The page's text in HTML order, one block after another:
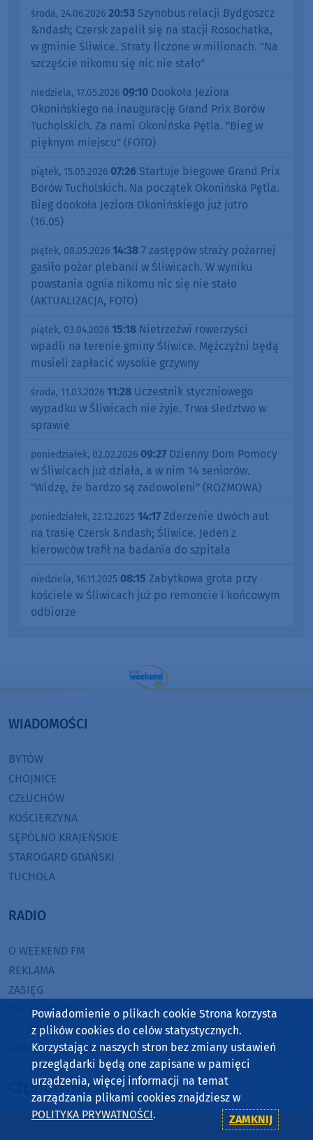
środa, 24.06.2026 20:53 Szynobus relacji Bydgoszcz
&ndash; Czersk zapalił się na stacji Rosochatka,
w gminie Śliwice. Straty liczone w milionach. "Na
szczęście nikomu się nic nie stało"
niedziela, 17.05.2026 09:10 Dookoła Jeziora
Okonińskiego na inaugurację Grand Prix Borów
Tucholskich. Za nami Okonińska Pętla. "Bieg w
pięknym miejscu" (FOTO)
piątek, 15.05.2026 07:26 Startuje biegowe Grand Prix
Borów Tucholskich. Na początek Okonińska Pętla.
Bieg dookoła Jeziora Okonińskiego już jutro
(16.05)
piątek, 08.05.2026 14:38 7 zastępów straży pożarnej
gasiło pożar plebanii w Śliwicach. W wyniku
powstania ognia nikomu nic się nie stało
(AKTUALIZACJA, FOTO)
piątek, 03.04.2026 15:18 Nietrzeźwi rowerzyści
wpadli na terenie gminy Śliwice. Mężczyźni będą
musieli zapłacić wysokie grzywny
środa, 11.03.2026 11:28 Uczestnik styczniowego
wypadku w Śliwicach nie żyje. Trwa śledztwo w
sprawie
poniedziałek, 02.02.2026 09:27 Dzienny Dom Pomocy
w Śliwicach już działa, a w nim 14 seniorów.
"Widzę, że bardzo są zadowoleni" (ROZMOWA)
poniedziałek, 22.12.2025 14:17 Zderzenie dwóch aut
na trasie Czersk &ndash; Śliwice. Jeden z
kierowców trafił na badania do szpitala
niedziela, 16.11.2025 08:15 Zabytkowa grota przy
kościele w Śliwicach już po remoncie i końcowym
odbiorze
WIADOMOŚCI
BYTÓW
CHOJNICE
CZŁUCHÓW
KOŚCIERZYNA
SĘPÓLNO KRAJEŃSKIE
STAROGARD GDAŃSKI
TUCHOLA
RADIO
O WEEKEND FM
REKLAMA
ZASIĘG
JAK SŁUCHAĆ?
HIT-PORT
GRALIŚMY W WEEKEND FM
CZĘSTOTLIWOŚCI
87,8 FM MIASTKO
Powiadomienie o plikach cookie Strona korzysta
z plików cookies do celów statystycznych.
Korzystając z naszych stron bez zmiany ustawień
przeglądarki będą one zapisane w pamięci
urządzenia, więcej informacji na temat
zarządzania plikami cookies znajdziesz w
POLITYKA PRYWATNOŚCI. ZAMKNIJ